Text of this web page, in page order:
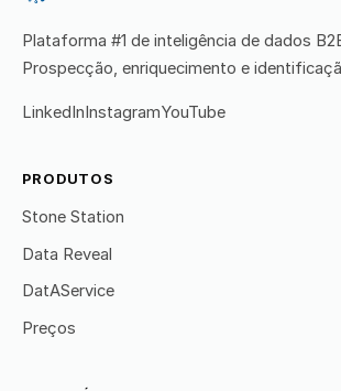
Plataforma #1 de inteligência de dados
Prospecção, enriquecimento e
LinkedInInstagramYouTube
PRODUTOS
Stone Station
Data Reveal
DatAService
Preços